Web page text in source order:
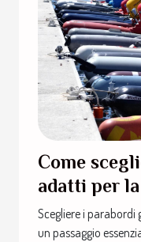
Come
adatti per
Scegliere i
un passaggio